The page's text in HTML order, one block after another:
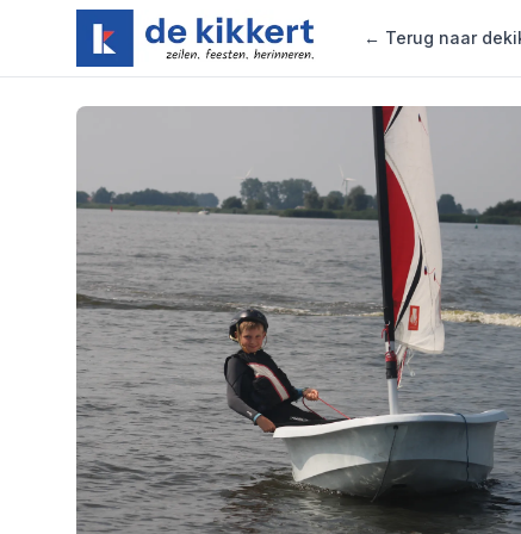
Zeilschool de Kikkert
← Terug naar